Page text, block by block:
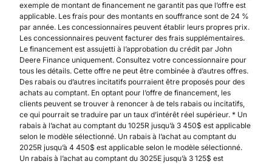
exemple de montant de financement ne garantit pas que l’offre est
applicable. Les frais pour des montants en souffrance sont de 24 %
par année. Les concessionnaires peuvent établir leurs propres prix.
Les concessionnaires peuvent facturer des frais supplémentaires.
Le financement est assujetti à l’approbation du crédit par John
Deere Finance uniquement. Consultez votre concessionnaire pour
tous les détails. Cette offre ne peut être combinée à d’autres offres.
Des rabais ou d’autres incitatifs pourraient être proposés pour des
achats au comptant. En optant pour l’offre de financement, les
clients peuvent se trouver à renoncer à de tels rabais ou incitatifs,
ce qui pourrait se traduire par un taux d’intérêt réel supérieur. * Un
rabais à l’achat au comptant du 1025R jusqu’à 3 450$ est applicable
selon le modèle sélectionné. Un rabais à l’achat au comptant du
2025R jusqu’à 4 450$ est applicable selon le modèle sélectionné.
Un rabais à l’achat au comptant du 3025E jusqu’à 3 125$ est